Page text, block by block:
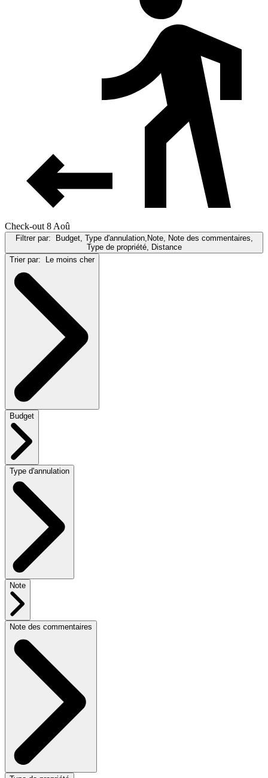
Check-out 8 Aoû
Filtrer par:
Budget, Type d'annulation,Note, Note des commentaires,
Type de propriété, Distance
Trier par:
Le moins cher
Budget
Type d'annulation
Note
Note des commentaires